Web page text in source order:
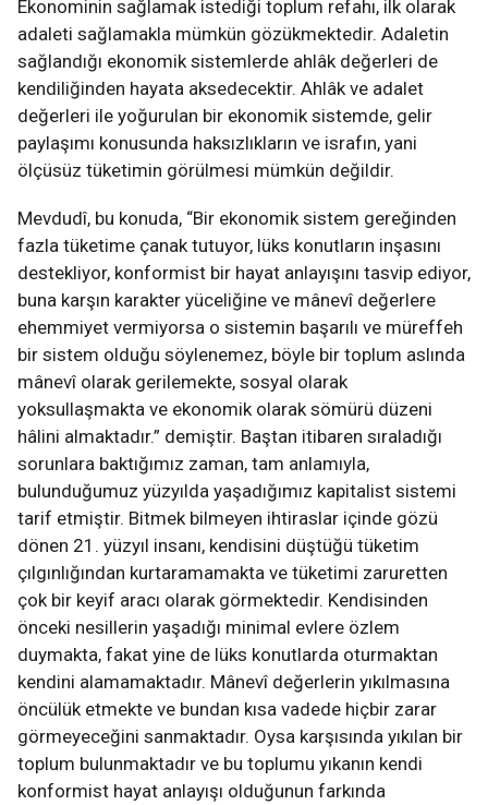
Ekonominin sağlamak istediği toplum refahı, ilk olarak
adaleti sağlamakla mümkün gözükmektedir. Adaletin
sağlandığı ekonomik sistemlerde ahlâk değerleri de
kendiliğinden hayata aksedecektir. Ahlâk ve adalet
değerleri ile yoğurulan bir ekonomik sistemde, gelir
paylaşımı konusunda haksızlıkların ve israfın, yani
ölçüsüz tüketimin görülmesi mümkün değildir.
Mevdudî, bu konuda, “Bir ekonomik sistem gereğinden
fazla tüketime çanak tutuyor, lüks konutların inşasını
destekliyor, konformist bir hayat anlayışını tasvip ediyor,
buna karşın karakter yüceliğine ve mânevî değerlere
ehemmiyet vermiyorsa o sistemin başarılı ve müreffeh
bir sistem olduğu söylenemez, böyle bir toplum aslında
mânevî olarak gerilemekte, sosyal olarak
yoksullaşmakta ve ekonomik olarak sömürü düzeni
hâlini almaktadır.” demiştir. Baştan itibaren sıraladığı
sorunlara baktığımız zaman, tam anlamıyla,
bulunduğumuz yüzyılda yaşadığımız kapitalist sistemi
tarif etmiştir. Bitmek bilmeyen ihtiraslar içinde gözü
dönen 21. yüzyıl insanı, kendisini düştüğü tüketim
çılgınlığından kurtaramamakta ve tüketimi zaruretten
çok bir keyif aracı olarak görmektedir. Kendisinden
önceki nesillerin yaşadığı minimal evlere özlem
duymakta, fakat yine de lüks konutlarda oturmaktan
kendini alamamaktadır. Mânevî değerlerin yıkılmasına
öncülük etmekte ve bundan kısa vadede hiçbir zarar
görmeyeceğini sanmaktadır. Oysa karşısında yıkılan bir
toplum bulunmaktadır ve bu toplumu yıkanın kendi
konformist hayat anlayışı olduğunun farkında